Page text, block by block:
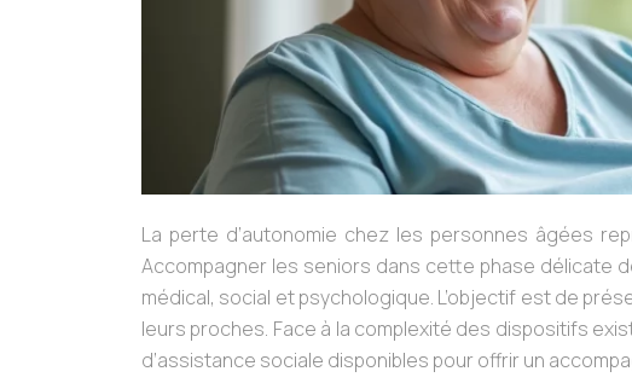
La perte d’autonomie chez les personnes âgées
Accompagner les seniors dans cette phase délicate
médical, social et psychologique. L’objectif est de
leurs proches. Face à la complexité des dispositifs
d’assistance sociale disponibles pour offrir un